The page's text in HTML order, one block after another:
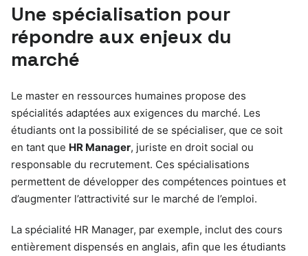
Une spécialisation pour
répondre aux enjeux du
marché
Le master en ressources humaines propose des
spécialités adaptées aux exigences du marché. Les
étudiants ont la possibilité de se spécialiser, que ce soit
en tant que HR Manager, juriste en droit social ou
responsable du recrutement. Ces spécialisations
permettent de développer des compétences pointues et
d’augmenter l’attractivité sur le marché de l’emploi.
La spécialité HR Manager, par exemple, inclut des cours
entièrement dispensés en anglais, afin que les étudiants